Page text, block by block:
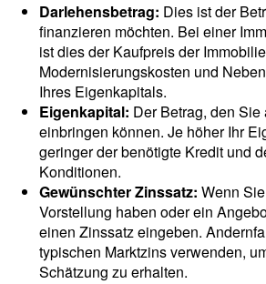
Darlehensbetrag: Dies ist der
finanzieren möchten. Bei einer
ist dies der Kaufpreis der
Modernisierungskosten und
Ihres Eigenkapitals.
Eigenkapital: Der Betrag, den
einbringen können. Je höher Ihr
geringer der benötigte Kredit und
Konditionen.
Gewünschter Zinssatz: Wenn
Vorstellung haben oder ein
einen Zinssatz eingeben.
typischen Marktzins verwenden,
Schätzung zu erhalten.